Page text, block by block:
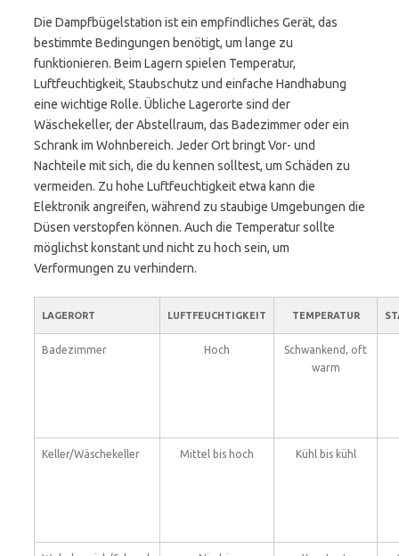
Die Dampfbügelstation ist ein empfindliches Gerät, das
bestimmte Bedingungen benötigt, um lange zu
funktionieren. Beim Lagern spielen Temperatur,
Luftfeuchtigkeit, Staubschutz und einfache Handhabung
eine wichtige Rolle. Übliche Lagerorte sind der
Wäschekeller, der Abstellraum, das Badezimmer oder ein
Schrank im Wohnbereich. Jeder Ort bringt Vor- und
Nachteile mit sich, die du kennen solltest, um Schäden zu
vermeiden. Zu hohe Luftfeuchtigkeit etwa kann die
Elektronik angreifen, während zu staubige Umgebungen die
Düsen verstopfen können. Auch die Temperatur sollte
möglichst konstant und nicht zu hoch sein, um
Verformungen zu verhindern.
LAGERORT LUFTFEUCHTIGKEIT TEMPERATUR
Badezimmer Hoch
Schwankend, oft
warm
Keller/Wäschekeller Mittel bis hoch Kühl bis kühl